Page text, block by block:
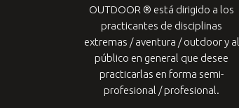
OUTDOOR ® está dirigido a los
practicantes de disciplinas
extremas / aventura / outdoor y al
público en general que desee
practicarlas en forma semi-
profesional / profesional.